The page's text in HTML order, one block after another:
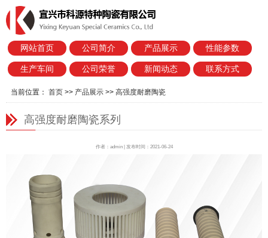
网站首页 公司简介 产品展示 性能参数
生产车间 公司荣誉 新闻动态 联系方式
当前位置： 首页 >> 产品展示 >> 高强度耐磨陶瓷
高强度耐磨陶瓷系列
作者：admin | 发布时间：2021-06-24